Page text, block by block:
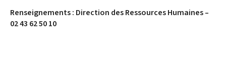
Renseignements : Direction des Ressources Humaines –
02 43 62 50 10